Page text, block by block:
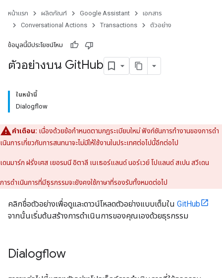
หน้าแรก ผลิตภัณฑ์ Google Assistant
เอกสาร
Conversational Actions
Transactions ตัวอย่าง
ข้อมูลนี้มีประโยชน์ไหม
ตัวอย่างบน GitHub
ในหน้านี้
Dialogflow
คําเตือน: เนื่องด้วยข้อกําหนดตามกฎระเบียบใหม่ ฟังก์ชันการทํางานของการดํา
เนินการเกี่ยวกับการสนทนาจะไม่มีให้ใช้งานในประเทศต่อไปนี้อีกต่อไป
เดนมาร์ก ฝรั่งเศส เยอรมนี อิตาลี เนเธอร์แลนด์ นอร์เวย์ โปแลนด์ สเปน สวีเดน
การดําเนินการที่มีธุรกรรมจะยังคงใช้ภาษาที่รองรับทั้งหมดต่อไป
คลิกชื่อตัวอย่างเพื่อดูและดาวน์โหลดตัวอย่างแบบเต็มใน GitHub
จากนั้นเริ่มต้นสร้างการดําเนินการของคุณเองด้วยธุรกรรม
Dialogflow